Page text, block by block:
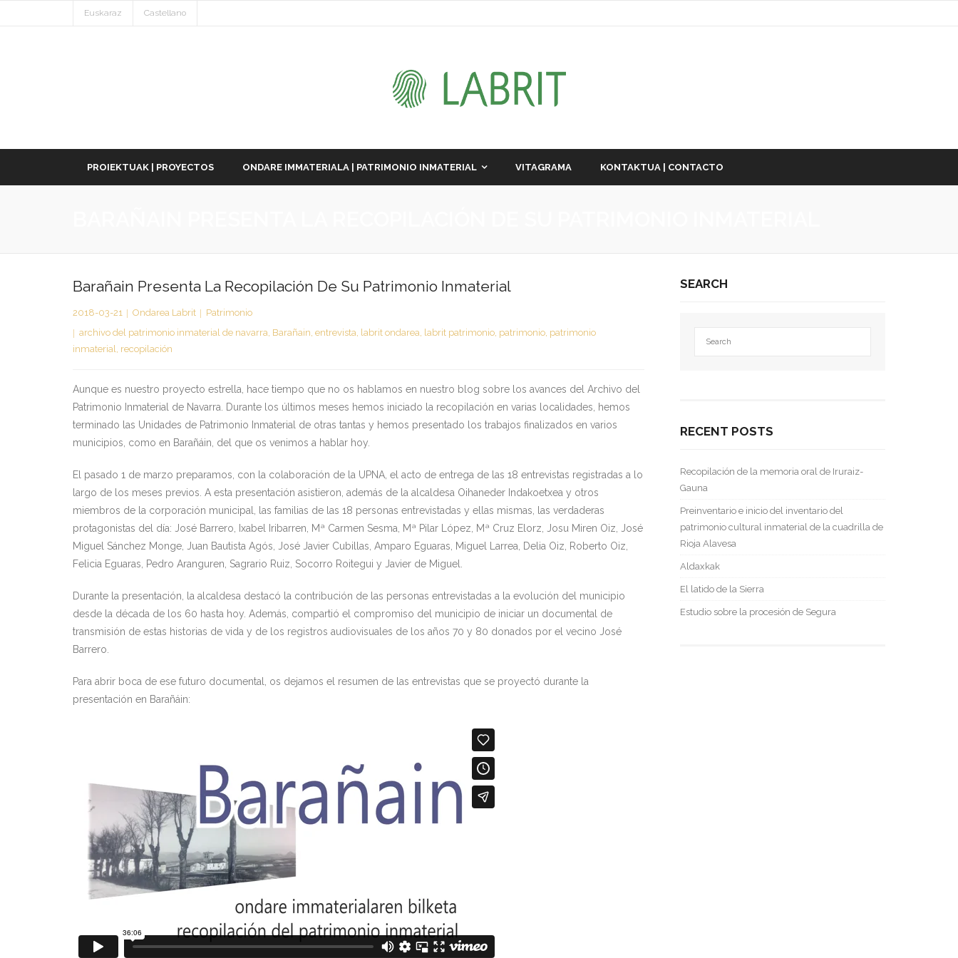
Euskaraz Castellano
PROIEKTUAK | PROYECTOS ONDARE IMMATERIALA | PATRIMONIO INMATERIAL VITAGRAMA KONTAKTUA | CONTACTO
Barañain Presenta La Recopilación De Su Patrimonio Inmaterial
2018-03-21 Ondarea Labrit
Patrimonio
archivo del patrimonio inmaterial de navarra, Barañain, entrevista, labrit ondarea, labrit patrimonio, patrimonio, patrimonio
inmaterial, recopilación
Aunque es nuestro proyecto estrella, hace tiempo que no os hablamos en nuestro blog sobre los avances del Archivo del
Patrimonio Inmaterial de Navarra. Durante los últimos meses hemos iniciado la recopilación en varias localidades, hemos
terminado las Unidades de Patrimonio Inmaterial de otras tantas y hemos presentado los trabajos finalizados en varios
municipios, como en Barañáin, del que os venimos a hablar hoy.
El pasado 1 de marzo preparamos, con la colaboración de la UPNA, el acto de entrega de las 18 entrevistas registradas a lo
largo de los meses previos. A esta presentación asistieron, además de la alcaldesa Oihaneder Indakoetxea y otros
miembros de la corporación municipal, las familias de las 18 personas entrevistadas y ellas mismas, las verdaderas
protagonistas del día: José Barrero, Ixabel Iribarren, Mª Carmen Sesma, Mª Pilar López, Mª Cruz Elorz, Josu Miren Oiz, José
Miguel Sánchez Monge, Juan Bautista Agós, José Javier Cubillas, Amparo Eguaras, Miguel Larrea, Delia Oiz, Roberto Oiz,
Felicia Eguaras, Pedro Aranguren, Sagrario Ruiz, Socorro Roitegui y Javier de Miguel.
Durante la presentación, la alcaldesa destacó la contribución de las personas entrevistadas a la evolución del municipio
desde la década de los 60 hasta hoy. Además, compartió el compromiso del municipio de iniciar un documental de
transmisión de estas historias de vida y de los registros audiovisuales de los años 70 y 80 donados por el vecino José
Barrero.
Para abrir boca de ese futuro documental, os dejamos el resumen de las entrevistas que se proyectó durante la
presentación en Barañáin:
SEARCH
RECENT POSTS
Recopilación de la memoria oral de Iruraiz-
Gauna
Preinventario e inicio del inventario del
patrimonio cultural inmaterial de la cuadrilla de
Rioja Alavesa
Aldaxkak
El latido de la Sierra
Estudio sobre la procesión de Segura